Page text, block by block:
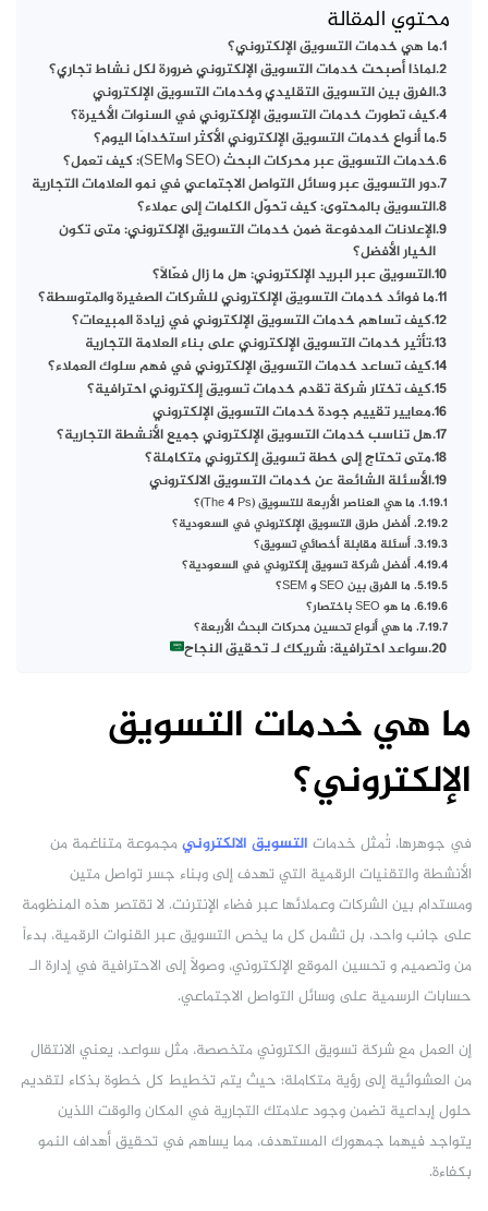
محتوي المقالة
ما هي خدمات التسويق الإلكتروني؟
لماذا أصبحت خدمات التسويق الإلكتروني ضرورة لكل نشاط تجاري؟
الفرق بين التسويق التقليدي وخدمات التسويق الإلكتروني
كيف تطورت خدمات التسويق الإلكتروني في السنوات الأخيرة؟
ما أنواع خدمات التسويق الإلكتروني الأكثر استخدامًا اليوم؟
خدمات التسويق عبر محركات البحث (SEO وSEM): كيف تعمل؟
دور التسويق عبر وسائل التواصل الاجتماعي في نمو العلامات التجارية
التسويق بالمحتوى: كيف تحوّل الكلمات إلى عملاء؟
الإعلانات المدفوعة ضمن خدمات التسويق الإلكتروني: متى تكون
الخيار الأفضل؟
التسويق عبر البريد الإلكتروني: هل ما زال فعّالًا؟
ما فوائد خدمات التسويق الإلكتروني للشركات الصغيرة والمتوسطة؟
كيف تساهم خدمات التسويق الإلكتروني في زيادة المبيعات؟
تأثير خدمات التسويق الإلكتروني على بناء العلامة التجارية
كيف تساعد خدمات التسويق الإلكتروني في فهم سلوك العملاء؟
كيف تختار شركة تقدم خدمات تسويق إلكتروني احترافية؟
معايير تقييم جودة خدمات التسويق الإلكتروني
هل تناسب خدمات التسويق الإلكتروني جميع الأنشطة التجارية؟
متى تحتاج إلى خطة تسويق إلكتروني متكاملة؟
الأسئلة الشائعة عن خدمات التسويق الالكتروني
1. ما هي العناصر الأربعة للتسويق (The 4 Ps)؟
2. أفضل طرق التسويق الإلكتروني في السعودية؟
3. أسئلة مقابلة أخصائي تسويق؟
4. أفضل شركة تسويق إلكتروني في السعودية؟
5. ما الفرق بين SEO و SEM؟
6. ما هو SEO باختصار؟
7. ما هي أنواع تحسين محركات البحث الأربعة؟
سواعد احترافية: شريكك لـ تحقيق النجاح
ما هي خدمات التسويق
الإلكتروني؟
في جوهرها، تُمثل خدمات التسويق الالكترونيمجموعة متناغمة من
الأنشطة والتقنيات الرقمية التي تهدف إلى وبناء جسر تواصل متين
ومستدام بين الشركات وعملائها عبر فضاء الإنترنت. لا تقتصر هذه المنظومة
على جانب واحد، بل تشمل كل ما يخص التسويق عبر القنوات الرقمية، بدءاً
من وتصميم و تحسين الموقع الإلكتروني، وصولاً إلى الاحترافية في إدارة الـ
حسابات الرسمية على وسائل التواصل الاجتماعي.
إن العمل مع شركة تسويق الكتروني متخصصة، مثل سواعد، يعني الانتقال
من العشوائية إلى رؤية متكاملة؛ حيث يتم تخطيط كل خطوة بذكاء لتقديم
حلول إبداعية تضمن وجود علامتك التجارية في المكان والوقت اللذين
يتواجد فيهما جمهورك المستهدف، مما يساهم في تحقيق أهداف النمو
بكفاءة.